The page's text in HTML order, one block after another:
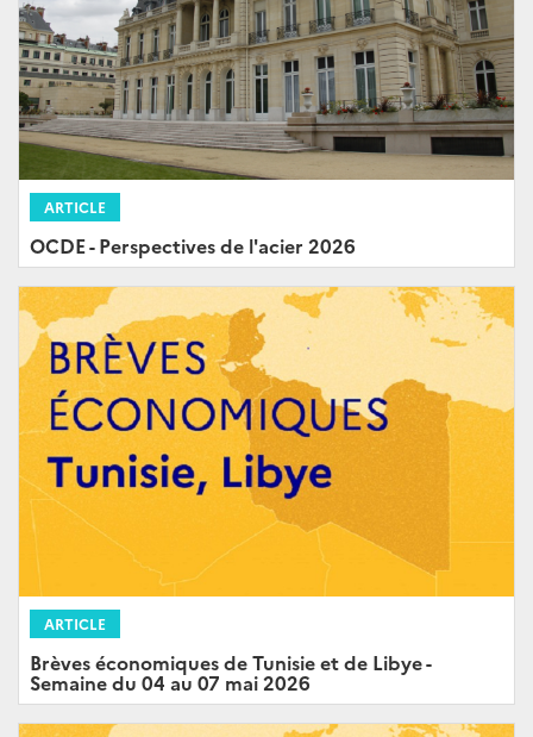
ARTICLE
OCDE - Perspectives de l'acier 2026
ARTICLE
Brèves économiques de Tunisie et de Libye -
Semaine du 04 au 07 mai 2026